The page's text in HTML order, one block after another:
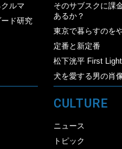
ルマ
ド研究
そのサブスクに課
あるか？
東京で暮らすのを
定番と新定番
松下洸平 First Light
犬を愛する男の肖
CULTURE
ニュース
トピック